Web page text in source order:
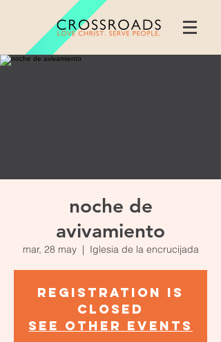
noche de
avivamiento
mar, 28 may
  |
Iglesia de la encrucijada
Registration is
Closed
See other events